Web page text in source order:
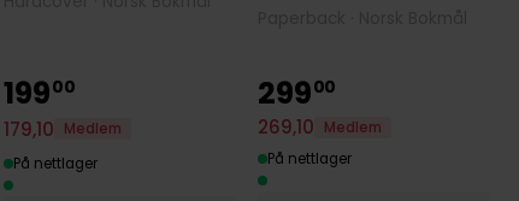
19900
179,10
Medlem
På nettlager
29900
269,10
Medlem
På nettlager